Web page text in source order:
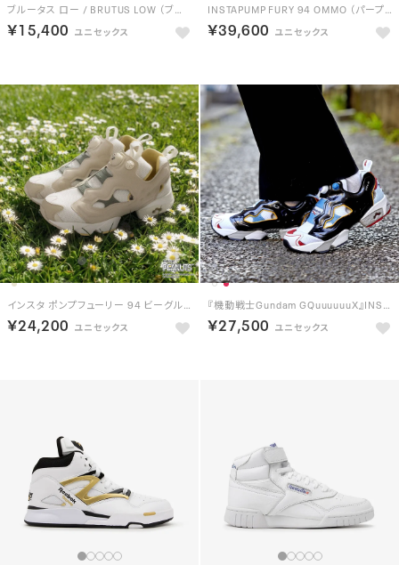
ブルータス ロー / BRUTUS LOW （ブラック）
￥15,400
INSTAPUMP FURY 94 OMMO （パープル）
￥39,600
インスタ ポンプフューリー 94 ビーグルスカウト / INSTAPUMP FURY 94 BEAGLE SCOUTS（ベージュ）
￥24,200
『機動戦士Gundam GQuuuuuuX』INSTAPUMP FURY 94 GQuuuuuuX （WH/BU）
￥27,500